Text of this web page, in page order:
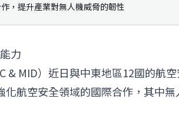
，提升產業對無人機威脅的韌性
力
& MID）近日與中東地區12國的航
航空安全領域的國際合作，其中